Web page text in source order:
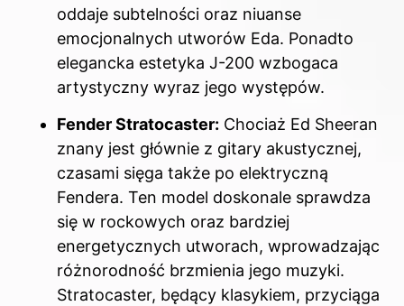
oddaje subtelności oraz niuanse
emocjonalnych utworów Eda. Ponadto
elegancka estetyka J-200 wzbogaca
artystyczny wyraz jego występów.
Fender Stratocaster: Chociaż Ed Sheeran
znany jest głównie z gitary akustycznej,
czasami sięga także po elektryczną
Fendera. Ten model doskonale sprawdza
się w rockowych oraz bardziej
energetycznych utworach, wprowadzając
różnorodność brzmienia jego muzyki.
Stratocaster, będący klasykiem, przyciąga